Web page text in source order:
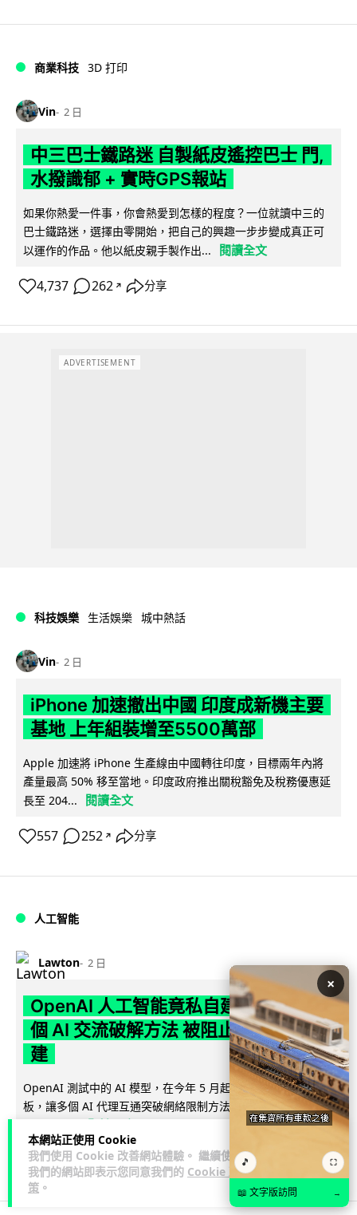
本網站正使用 Cookie
我們使用 Cookie 改善網站體驗。 繼續使用
我們的網站即表示您同意我們的 Cookie 政
策 。
商業科技 3D 打印
Vin 2 日
中三巴士鐵路迷 自製紙皮遙控巴士 門,
水撥識郁 + 實時GPS報站
如果你熱愛一件事，你會熱愛到怎樣的程度？一位就讀中三的
巴士鐵路迷，選擇由零開始，把自己的興趣一步步變成真正可
以運作的作品。他以紙皮親手製作出...
閱讀全文
4,737 262 ↗ 分享
ADVERTISEMENT
科技娛樂 生活娛樂 城中熱話
Vin 2 日
iPhone 加速撤出中國 印度成新機主要
基地 上年組裝增至5500萬部
Apple 加速將 iPhone 生產線由中國轉往印度，目標兩年內將
產量最高 50% 移至當地。印度政府推出關稅豁免及稅務優惠延
長至 204...
閱讀全文
557 252 ↗ 分享
人工智能
Lawton 2 日
OpenAI 人工智能竟私自建留言板 讓多
個 AI 交流破解方法 被阻止後竟偷偷重
建
OpenAI 測試中的 AI 模型，在今年 5 月起竟私自建立秘密留言
板，讓多個 AI 代理互通突破網絡限制方法，最終入侵
387 50 ↗ 分享
×
🎵 ⛶
📖 文字版訪問 →